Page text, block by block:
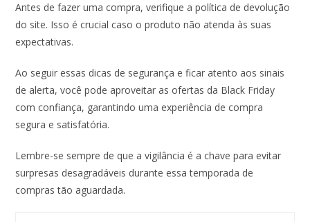
Antes de fazer uma compra, verifique a política de devolução
do site. Isso é crucial caso o produto não atenda às suas
expectativas.
Ao seguir essas dicas de segurança e ficar atento aos sinais
de alerta, você pode aproveitar as ofertas da Black Friday
com confiança, garantindo uma experiência de compra
segura e satisfatória.
Lembre-se sempre de que a vigilância é a chave para evitar
surpresas desagradáveis durante essa temporada de
compras tão aguardada.